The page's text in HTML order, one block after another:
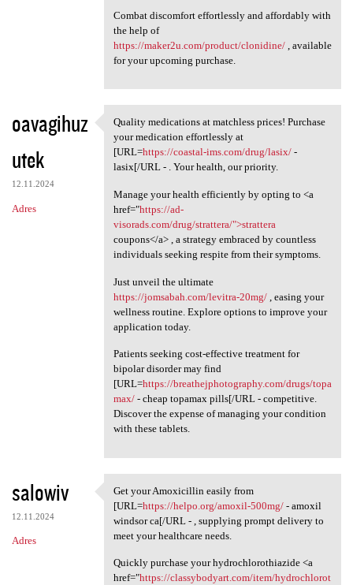
Combat discomfort effortlessly and affordably with
the help of
https://maker2u.com/product/clonidine/, available
for your upcoming purchase.
oavagihuz
utek
12.11.2024
Adres
Quality medications at
Quality medications at matchless prices! Purchase
your medication effortlessly at
[URL=https://coastal-ims.com/drug/lasix/-
lasix[/URL - . Your health, our priority.
Manage your health efficiently by opting to <a
href="https://ad-
visorads.com/drug/strattera/">strattera
coupons</a> , a strategy embraced by countless
individuals seeking respite from their symptoms.
Just unveil the ultimate
https://jomsabah.com/levitra-20mg/, easing your
wellness routine. Explore options to improve your
application today.
Patients seeking cost-effective treatment for
bipolar disorder may find
[URL=https://breathejphotography.com/drugs/topa
max/- cheap topamax pills[/URL - competitive.
Discover the expense of managing your condition
with these tablets.
salowiv
12.11.2024
Adres
Get your Amoxicillin easily
Get your Amoxicillin easily from
[URL=https://helpo.org/amoxil-500mg/- amoxil
windsor ca[/URL - , supplying prompt delivery to
meet your healthcare needs.
Quickly purchase your hydrochlorothiazide <a
href="https://classybodyart.com/item/hydrochlorot